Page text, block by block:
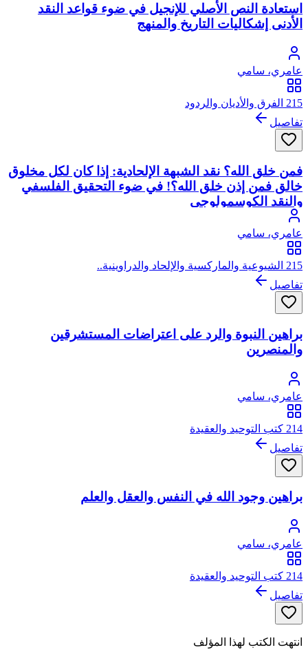
استعادة النص الأصلي للإنجيل في ضوء قواعد النقد
الأدنى إشكاليات التاريخ والمنهج
عامري، سامي
215 الفرق والأديان والردود
تفاصيل
فمن خلق الله؟ نقد الشبهة الإلحادية: إذا كان لكل مخلوق
خالق فمن إذن خلق الله؟! في ضوء التحقيق الفلسفي
والنقد الكوسمولوجي
عامري، سامي
215 الشيوعية والماركسية والإلحاد والدراوينية..
تفاصيل
براهين النبوة والرد على اعتراضات المستشرقين
والمنصرين
عامري، سامي
214 كتب التوحيد والعقيدة
تفاصيل
براهين وجود الله في النفس والعقل والعلم
عامري، سامي
214 كتب التوحيد والعقيدة
تفاصيل
انتهت الكتب لهذا المؤلف